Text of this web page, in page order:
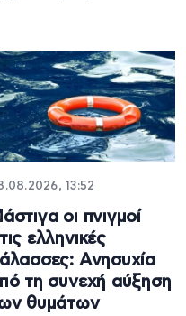
13:52
οι πνιγμοί
ελληνικές
Ανησυχία
τη συνεχή αύξηση
θυμάτων